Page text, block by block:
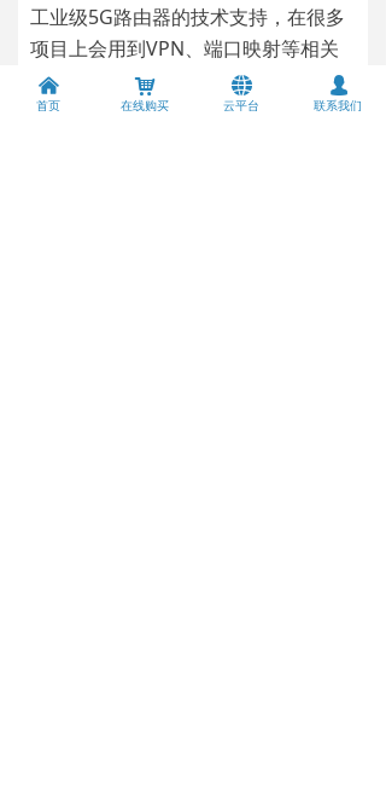
工业级5G路由器的技术支持，在很多
项目上会用到VPN、端口映射等相关
网络方面的技术，如果对相关网络技
术不熟悉的话，在使用的过程中可能
낀
首页
낙
在线购买
뀁
云平台
넙
联系我们